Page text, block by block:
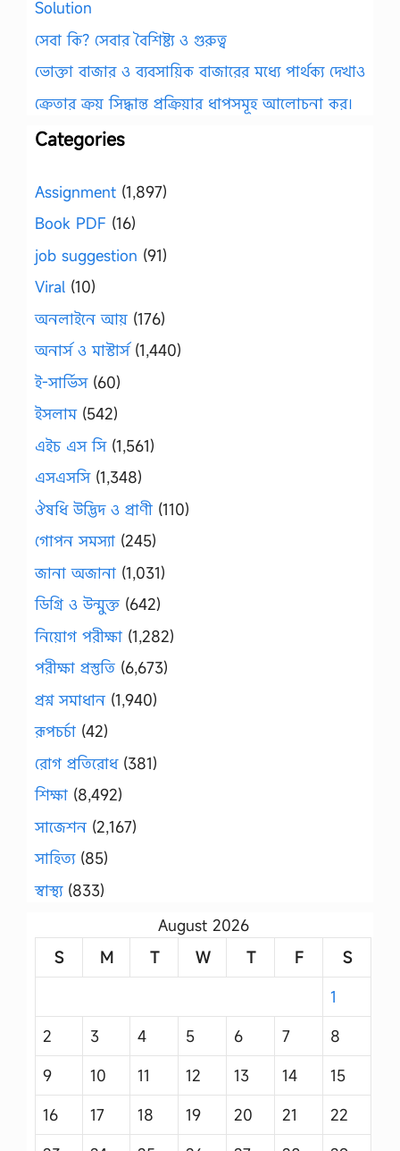
Solution
সেবা কি? সেবার বৈশিষ্ট্য ও গুরুত্ব
ভোক্তা বাজার ও ব্যবসায়িক বাজারের মধ্যে পার্থক্য দেখাও
ক্রেতার ক্রয় সিদ্ধান্ত প্রক্রিয়ার ধাপসমূহ আলোচনা কর।
Categories
Assignment (1,897)
Book PDF (16)
job suggestion (91)
Viral (10)
অনলাইনে আয় (176)
অনার্স ও মাস্টার্স(1,440)
ই-সার্ভিস(60)
ইসলাম(542)
এইচ এস সি(1,561)
এসএসসি(1,348)
ঔষধি উদ্ভিদ ও প্রাণী (110)
গোপন সমস্যা (245)
জানা অজানা (1,031)
ডিগ্রি ও উন্মুক্ত (642)
নিয়োগ পরীক্ষা (1,282)
পরীক্ষা প্রস্তুতি (6,673)
প্রশ্ন সমাধান (1,940)
রূপচর্চা (42)
রোগ প্রতিরোধ(381)
শিক্ষা (8,492)
সাজেশন (2,167)
সাহিত্য(85)
স্বাস্থ্য(833)
August 2026
S
M T W T F
S
1
2
3 4 5 6 7
8
9
10 11 12 13 14
15
16
17 18 19 20 21
22